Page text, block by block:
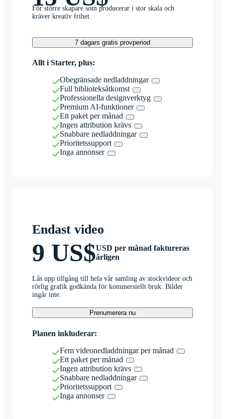
För större skapare som producerar i stor skala och
kräver kreativ frihet
7 dagars gratis provperiod
Allt i Starter, plus:
Obegränsade nedladdningar
Full biblioteksåtkomst
Professionella designverktyg
Premium AI-funktioner
Ett paket per månad
Ingen attribution krävs
Snabbare nedladdningar
Prioritetssupport
Inga annonser
Endast video
9 US$USD per månad faktureras
årligen
Lås upp tillgång till hela vår samling av stockvideor och
rörlig grafik godkända för kommersiellt bruk. Bilder
ingår inte.
Prenumerera nu
Planen inkluderar:
Fem videonedladdningar per månad
Ett paket per månad
Ingen attribution krävs
Snabbare nedladdningar
Prioritetssupport
Inga annonser